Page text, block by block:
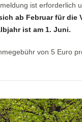
ist erforderlich
ab Februar für die
ist am 1. Juni.
von 5 Euro